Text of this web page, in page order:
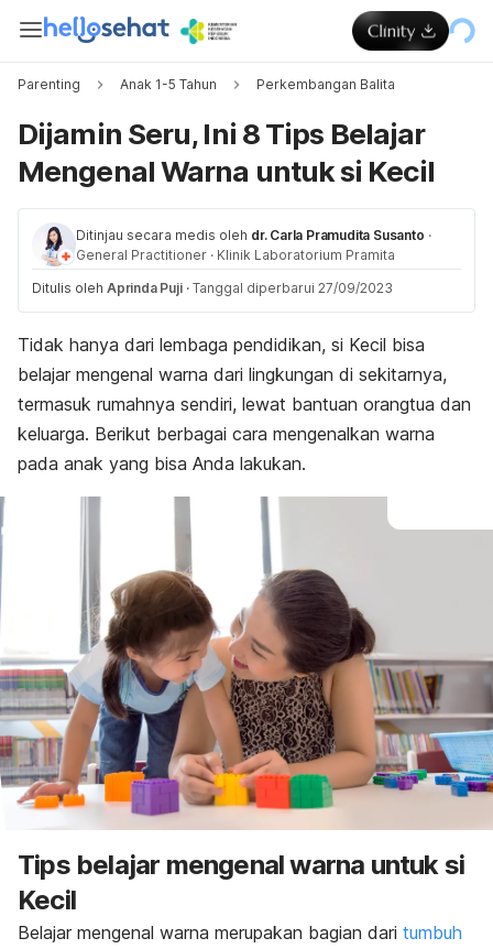
Parenting Anak 1-5 Tahun Perkembangan Balita
Dijamin Seru, Ini 8 Tips Belajar
Mengenal Warna untuk si Kecil
Ditinjau secara medis oleh dr. Carla Pramudita Susanto ·
General Practitioner · Klinik Laboratorium Pramita
Ditulis oleh Aprinda Puji · Tanggal diperbarui 27/09/2023
Tidak hanya dari lembaga pendidikan, si Kecil bisa
belajar mengenal warna dari lingkungan di sekitarnya,
termasuk rumahnya sendiri, lewat bantuan orangtua dan
keluarga. Berikut berbagai cara mengenalkan warna
pada anak yang bisa Anda lakukan.
Tips belajar mengenal warna untuk si
Kecil
Belajar mengenal warna merupakan bagian dari tumbuh